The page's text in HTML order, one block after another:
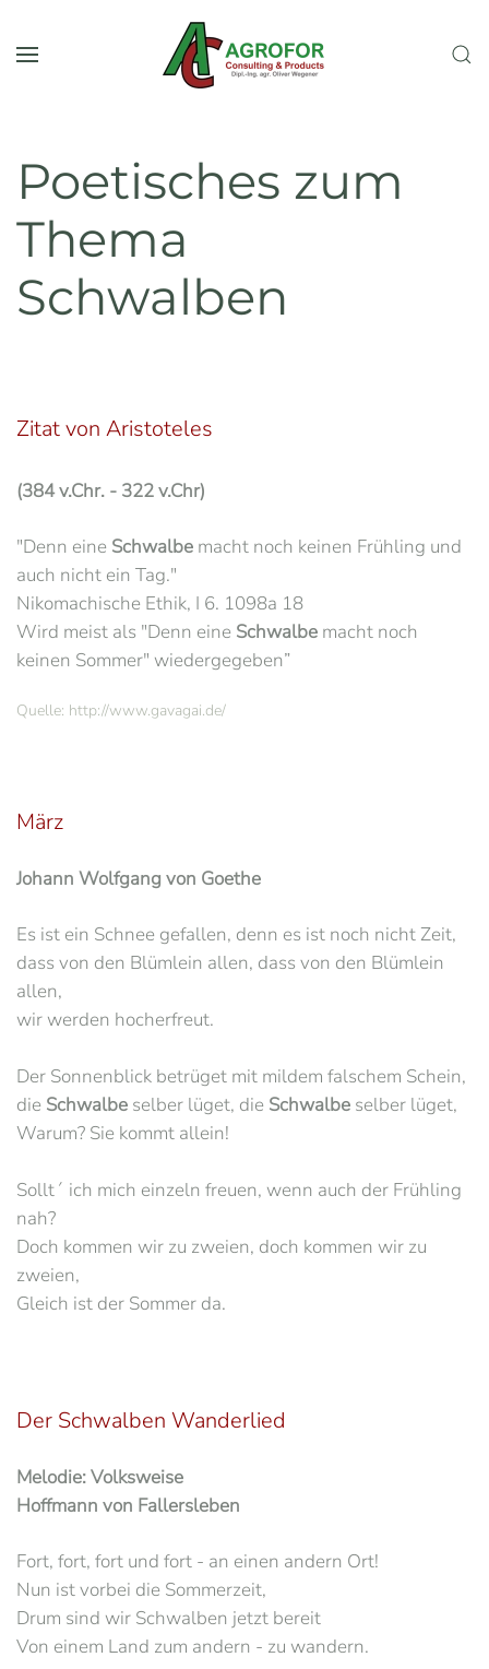
Skip to main content
Poetisches zum
Thema
Schwalben
Zitat von Aristoteles
(384 v.Chr. - 322 v.Chr)
"Denn eine Schwalbe macht noch keinen Frühling und
auch nicht ein Tag."
Nikomachische Ethik, I 6. 1098a 18
Wird meist als "Denn eine Schwalbe macht noch
keinen Sommer" wiedergegeben”
Quelle: http://www.gavagai.de/
März
Johann Wolfgang von Goethe
Es ist ein Schnee gefallen, denn es ist noch nicht Zeit,
dass von den Blümlein allen, dass von den Blümlein
allen,
wir werden hocherfreut.
Der Sonnenblick betrüget mit mildem falschem Schein,
die Schwalbe selber lüget, die Schwalbe selber lüget,
Warum? Sie kommt allein!
Sollt´ ich mich einzeln freuen, wenn auch der Frühling
nah?
Doch kommen wir zu zweien, doch kommen wir zu
zweien,
Gleich ist der Sommer da.
Der Schwalben Wanderlied
Melodie: Volksweise
Hoffmann von Fallersleben
Fort, fort, fort und fort - an einen andern Ort!
Nun ist vorbei die Sommerzeit,
Drum sind wir Schwalben jetzt bereit
Von einem Land zum andern - zu wandern.